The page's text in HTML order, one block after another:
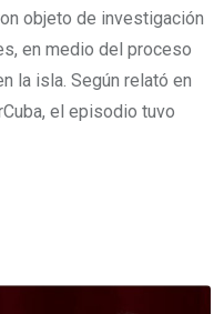
objeto de investigación
en medio del proceso
la isla. Según relató en
el episodio tuvo